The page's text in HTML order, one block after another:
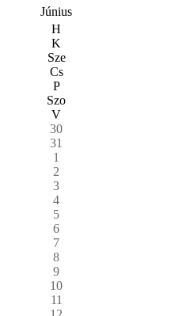
Június
H
K
Sze
Cs
P
Szo
V
30
31
1
2
3
4
5
6
7
8
9
10
11